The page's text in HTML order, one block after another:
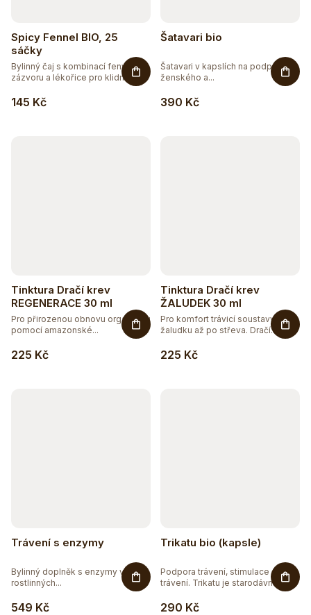
Spicy Fennel BIO, 25
sáčky
145 Kč
Bylinný čaj s kombinací fenyklu,
zázvoru a lékořice pro klidné...
Šatavari bio
390 Kč
Šatavari v kapslích na podporu
ženského a...
Tinktura Dračí krev
REGENERACE 30 ml
225 Kč
Pro přirozenou obnovu organismu
pomocí amazonské...
Tinktura Dračí krev
ŽALUDEK 30 ml
225 Kč
Pro komfort trávicí soustavy od
žaludku až po střeva. Dračí...
Trávení s enzymy
549 Kč
Bylinný doplněk s enzymy v
rostlinných...
Trikatu bio (kapsle)
290 Kč
Podpora trávení, stimulace
trávení. Trikatu je starodávná...